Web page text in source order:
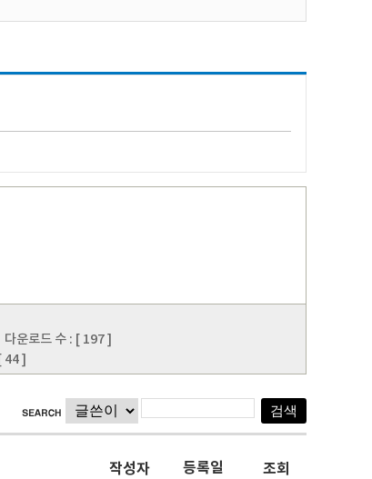
다운로드 수 : [ 197 ]
44 ]
작성자 등록일 조회